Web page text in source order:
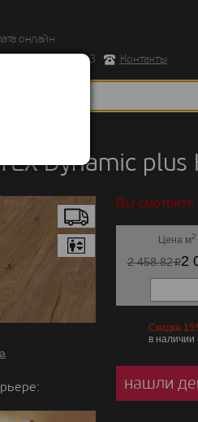
онлайн
д.43 корпус 3
Контакты
Dynamic
Вы смотрите
Цена м2
2 458.82p2
Скидка
в наличии
нашли